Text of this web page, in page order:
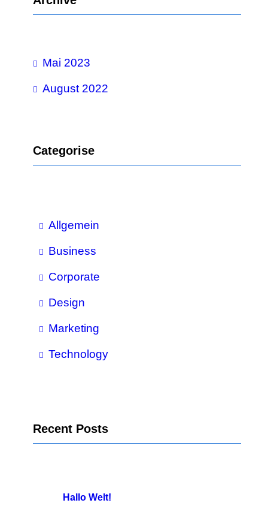
Mai 2023
August 2022
Categorise
Allgemein
Business
Corporate
Design
Marketing
Technology
Recent Posts
Hallo Welt!